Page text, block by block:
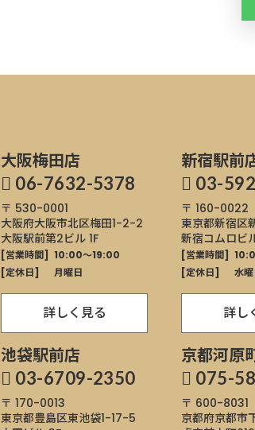
大阪梅田店
06-7632-5378
〒 530-0001
大阪府大阪市北区梅田1-2-2
大阪駅前第2ビル 1F
[営業時間] 10:00～19:00
[定休日]
月曜日
詳しく見る
新宿駅前
03-
〒 160-0022
東京都新宿区
新宿コムロビ
[営業時間]
[定休日]
水
詳し
池袋駅前店
03-6709-2350
〒 170-0013
東京都豊島区東池袋1-17-5
京都河原
075-
〒 600-8031
京都府京都市